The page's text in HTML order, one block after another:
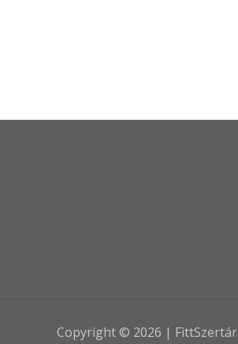
Copyright © 2026 | FittSzertár